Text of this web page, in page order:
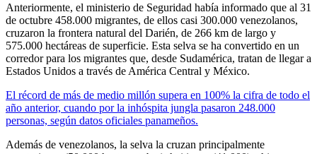
Anteriormente, el ministerio de Seguridad había informado que al 31
de octubre 458.000 migrantes, de ellos casi 300.000 venezolanos,
cruzaron la frontera natural del Darién, de 266 km de largo y
575.000 hectáreas de superficie. Esta selva se ha convertido en un
corredor para los migrantes que, desde Sudamérica, tratan de llegar a
Estados Unidos a través de América Central y México.
El récord de más de medio millón supera en 100% la cifra de todo el
año anterior, cuando por la inhóspita jungla pasaron 248.000
personas, según datos oficiales panameños.
Además de venezolanos, la selva la cruzan principalmente